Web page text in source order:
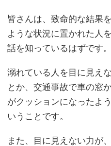
皆さんは、致命的な結果
ような状況に置かれた人
話を知っているはずです。
溺れている人を目に見え
とか、交通事故で車の窓
がクッションになったよ
いうことです。
また、目に見えない力が